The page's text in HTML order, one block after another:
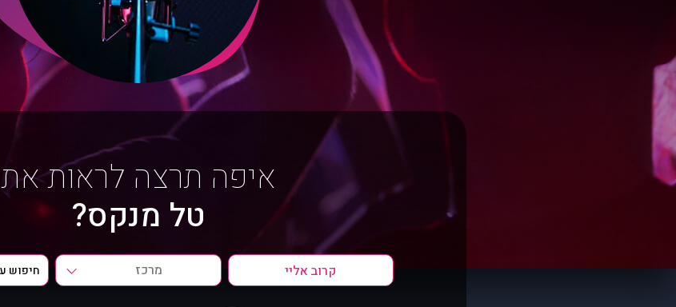
איפה תרצה לראות את
טל מנקס?
מרכז